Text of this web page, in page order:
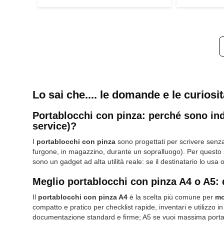
Lo sai che.... le domande e le
Portablocchi con pinza: perché sono
service)?
I portablocchi con pinza sono progettati per scrivere
furgone, in magazzino, durante un sopralluogo). Per
sono un gadget ad alta utilità reale: se il destinatario lo
Meglio portablocchi con pinza A4 o
Il portablocchi con pinza A4 è la scelta più comune per
compatto e pratico per checklist rapide, inventari e utilizzo
documentazione standard e firme; A5 se vuoi massima